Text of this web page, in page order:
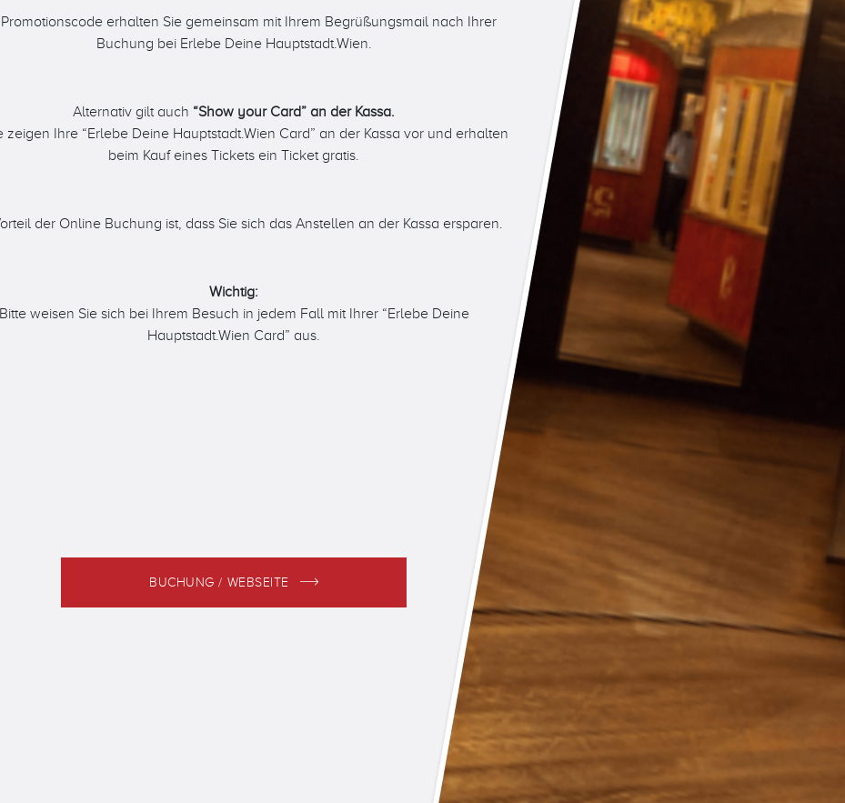
erhalten Sie gemeinsam mit Ihrem Begrüßungsmail nach Ihrer
Buchung bei Erlebe Deine Hauptstadt.Wien.
Alternativ gilt auch “Show your Card” an der Kassa.
zeigen Ihre “Erlebe Deine Hauptstadt.Wien Card” an der Kassa vor und erhalten
beim Kauf eines Tickets ein Ticket gratis.
der Online Buchung ist, dass Sie sich das Anstellen an der Kassa ersparen.
Wichtig:
Bitte weisen Sie sich bei Ihrem Besuch in jedem Fall mit Ihrer “Erlebe Deine
Hauptstadt.Wien Card” aus.
BUCHUNG / WEBSEITE